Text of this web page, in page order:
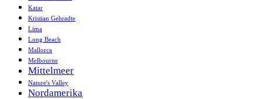
Katar
Kristian Gehradte
Lima
Long Beach
Mallorca
Melbourne
Mittelmeer
Nature's Valley
Nordamerika